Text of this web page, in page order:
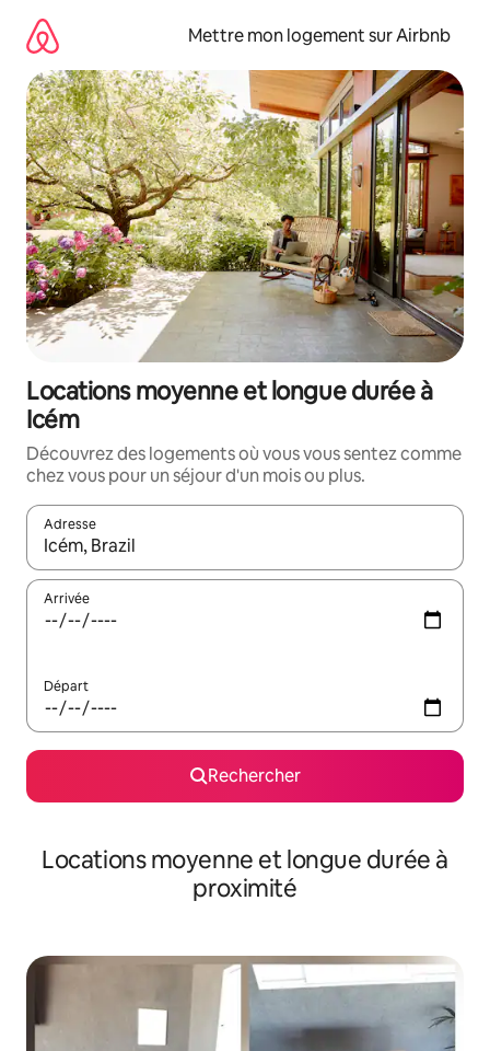
directement
contenu
Mettre mon logement sur Airbnb
Locations moyenne et longue durée à
Icém
Découvrez des logements où vous vous sentez comme
chez vous pour un séjour d'un mois ou plus.
Adresse
Lorsque les résultats s'affichent, utilisez les flèches vers le
Arrivée
Départ
Rechercher
Locations moyenne et longue durée à
proximité